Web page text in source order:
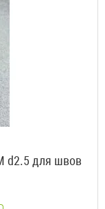
d2.5 для швов